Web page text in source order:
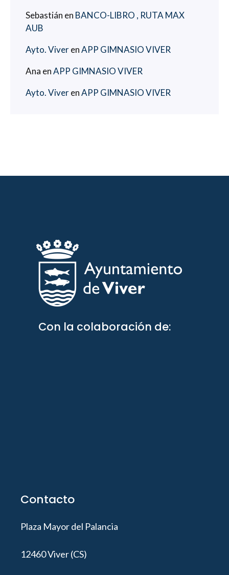
Sebastián en BANCO-LIBRO , RUTA MAX
AUB
Ayto. ViverenAPP GIMNASIO VIVER
Ana enAPP GIMNASIO VIVER
Ayto. ViverenAPP GIMNASIO VIVER
Con la colaboración de:
Contacto
Plaza Mayor del Palancia
12460 Viver (CS)